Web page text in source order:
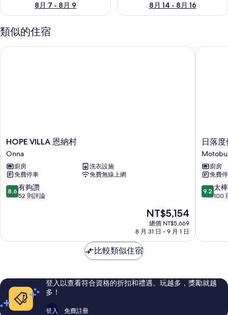
8月 7 - 8月 9
8月 14 - 8月 16
類似的住宿
HOPE
VILLA
恩
納
村
Onna
HOPE VILLA 恩納村
Onna
廚房
洗衣設施
免費停車
免費無線上網
8.6
分，
有
則
評
8.6 有夠讚
52 則評論
現
在
價
NT$5,154
總價 NT$5,669
8 月 31 日 - 9 月 1 日
HOPE VILLA 恩納村
日
落
度
假
村
カ
ン
日落
Motobu
廚房
免費
9.2
分，
太
則
評
9.2 太
100
日落度
比較類似住宿
登入以查看符合資格的折扣和禮遇。玩越多，獎勵就越
多！
登入 免費註冊